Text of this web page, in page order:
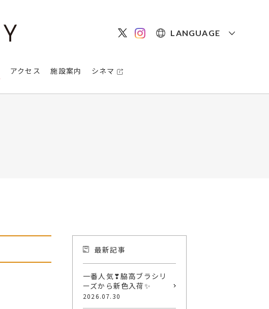
LANGUAGE
アクセス 施設案内 シネマ
最新記事
一番人気❣脇高ブラシリ
ーズから新色入荷✨
2026.07.30